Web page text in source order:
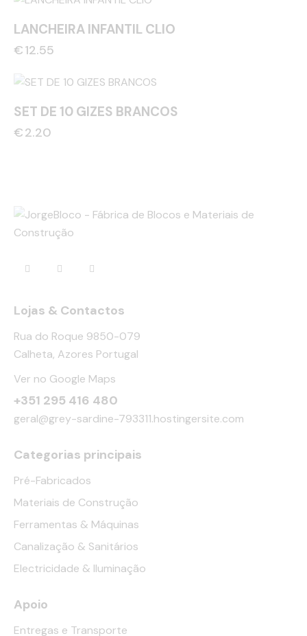
LANCHEIRA INFANTIL CLIO
€12.55
SET DE 10 GIZES BRANCOS
€2.20
Lojas & Contactos
Rua do Roque 9850-079
Calheta, Azores Portugal
Ver no Google Maps
+351 295 416 480
geral@grey-sardine-793311.hostingersite.com
Categorias principais
Pré-Fabricados
Materiais de Construção
Ferramentas & Máquinas
Canalização & Sanitários
Electricidade & Iluminação
Apoio
Entregas e Transporte